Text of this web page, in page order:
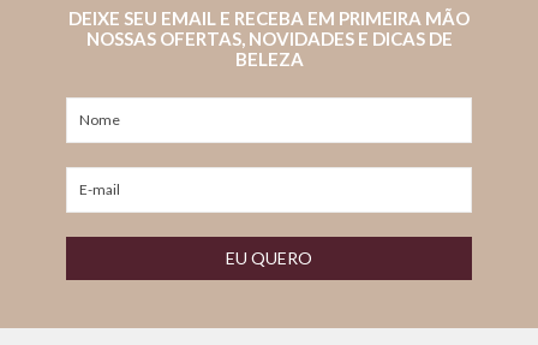
DEIXE SEU EMAIL E RECEBA EM PRIMEIRA MÃO
NOSSAS OFERTAS, NOVIDADES E DICAS DE
BELEZA
EU QUERO